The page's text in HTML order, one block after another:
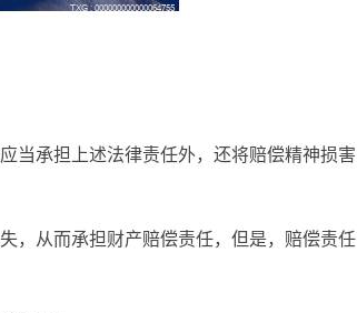
当承担上述法律责任外，还将赔偿精神损害
，从而承担财产赔偿责任，但是，赔偿责任